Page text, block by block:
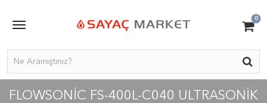
0
FLOWSONIC FS-400L-C040 ULTRASONIK